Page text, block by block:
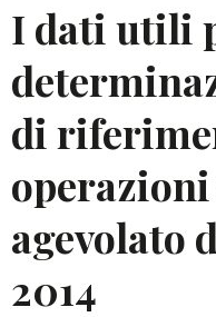
I dati utili
di
agevolato
2014